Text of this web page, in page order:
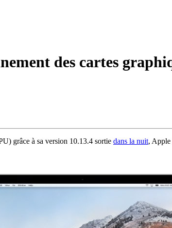
des cartes
grâce à sa version 10.13.4 sortie dans la nuit, Apple